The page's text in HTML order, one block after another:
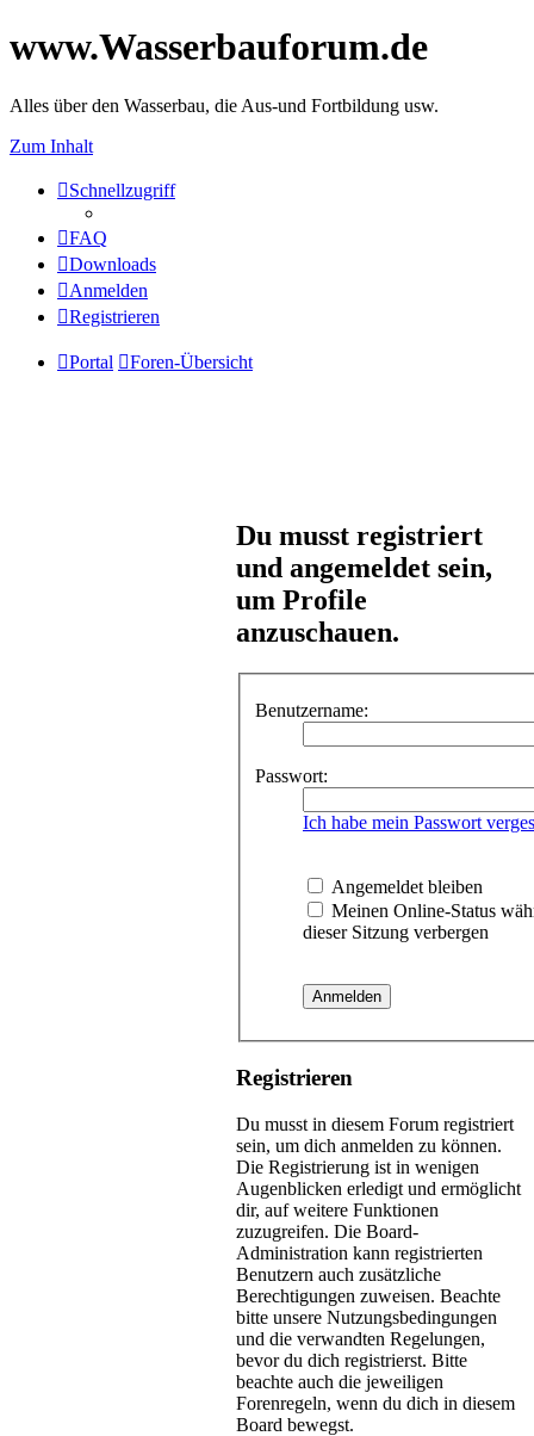
www.Wasserbauforum.de
Alles über den Wasserbau, die Aus-und Fortbildung usw.
Zum Inhalt
Schnellzugriff
FAQ
Downloads
Anmelden
Registrieren
Portal Foren-Übersicht
Du musst registriert
und angemeldet sein,
um Profile
anzuschauen.
Benutzername:
Passwort:
Ich habe mein Passwort
Angemeldet bleiben
Meinen Online-Status
dieser Sitzung verbergen
Registrieren
Du musst in diesem Forum registriert
sein, um dich anmelden zu können.
Die Registrierung ist in wenigen
Augenblicken erledigt und ermöglicht
dir, auf weitere Funktionen
zuzugreifen. Die Board-
Administration kann registrierten
Benutzern auch zusätzliche
Berechtigungen zuweisen. Beachte
bitte unsere Nutzungsbedingungen
und die verwandten Regelungen,
bevor du dich registrierst. Bitte
beachte auch die jeweiligen
Forenregeln, wenn du dich in diesem
Board bewegst.